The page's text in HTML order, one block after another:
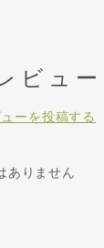
ビュー
ーを投稿する
ありません